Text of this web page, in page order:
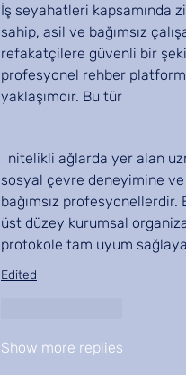
İş seyahatleri kapsamında
sahip, asil ve bağımsız
refakatçilere güvenli bir
profesyonel rehber
yaklaşımdır. Bu tür
sosyal çevre deneyimine
bağımsız
üst düzey kurumsal
protokole tam uyum
Edited
Show more replies